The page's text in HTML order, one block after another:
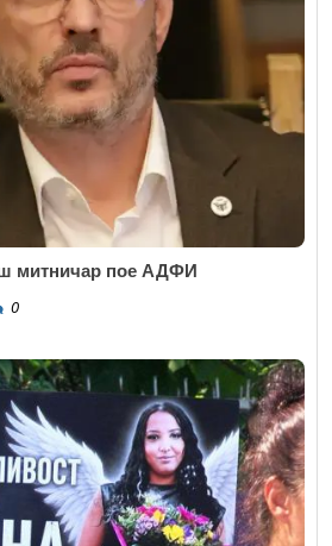
митничар пое АДФИ
0